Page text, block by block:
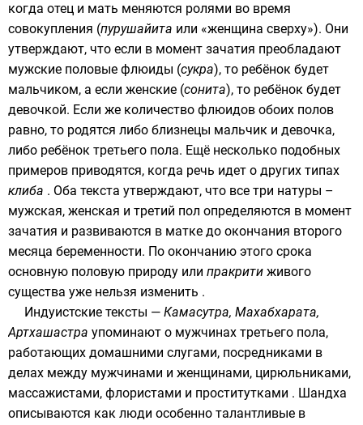
когда отец и мать меняются ролями во время
совокупления (пурушайита или «женщина сверху»). Они
утверждают, что если в момент зачатия преобладают
мужские половые флюиды (сукра), то ребёнок будет
мальчиком, а если женские (сонита), то ребёнок будет
девочкой. Если же количество флюидов обоих полов
равно, то родятся либо близнецы мальчик и девочка,
либо ребёнок третьего пола. Ещё несколько подобных
примеров приводятся, когда речь идет о других типах
клиба . Оба текста утверждают, что все три натуры –
мужская, женская и третий пол определяются в момент
зачатия и развиваются в матке до окончания второго
месяца беременности. По окончанию этого срока
основную половую природу или пракрити живого
существа уже нельзя изменить .
Индуистские тексты — Камасутра, Махабхарата,
Артхашастра упоминают о мужчинах третьего пола,
работающих домашними слугами, посредниками в
делах между мужчинами и женщинами, цирюльниками,
массажистами, флористами и проститутками . Шандха
описываются как люди особенно талантливые в